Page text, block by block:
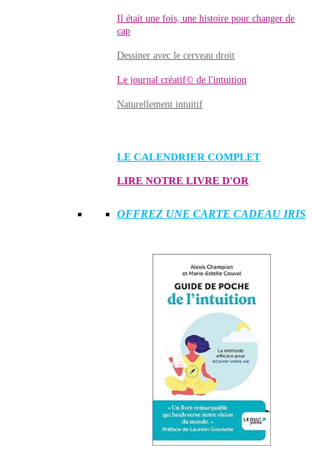
Il était une fois, une histoire pour changer de
cap
Dessiner avec le cerveau droit
Le journal créatif© de l'intuition
Naturellement intuitif
LE CALENDRIER COMPLET
LIRE NOTRE LIVRE D'OR
OFFREZ UNE CARTE CADEAU IRIS